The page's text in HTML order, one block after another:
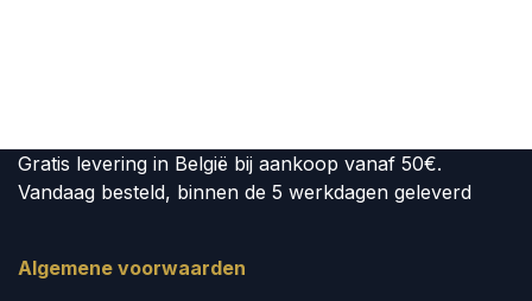
Gratis levering in België bij aankoop vanaf 50€.
Vandaag besteld, binnen de 5 werkdagen geleverd
Algemene voorwaarden